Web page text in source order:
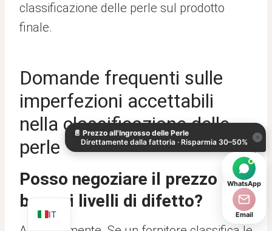
classificazione delle perle sul prodotto
finale.
Domande frequenti sulle
imperfezioni accettabili
nella classificazione delle
perle
Posso negoziare il prezzo in
base ai livelli di difetto?
📄 Prezzo all'Ingrosso delle Perle
Direttamente dalla fattoria · Risparmia 30–50%
×
WhatsApp
Email
IT
JA
AR
ES